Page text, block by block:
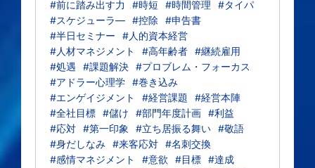
#前に踏み出す力
#時短 #時間管理
#タイパ
#スケジューラ― #控除
#申告書
#半日セミナー
#人的資本経営
#人材マネジメント
#高年齢者 #継続雇用
#処遇
#課題解決 #プロブレム・フォーカス
#アドラー心理学 #巻き込み
#エンゲイジメント
#経営課題
#経営本陣
#全社目標 #儲け #部門年度計画 #利益
#応対 #第一印象 #立ち居振る舞い #敬語
#身だしなみ #来客応対 #名刺交換
#感情マネジメント
#意欲 #目標 #達成